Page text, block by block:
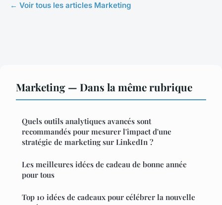
← Voir tous les articles Marketing
Marketing — Dans la même rubrique
Quels outils analytiques avancés sont
recommandés pour mesurer l'impact d'une
stratégie de marketing sur LinkedIn ?
Les meilleures idées de cadeau de bonne année
pour tous
Top 10 idées de cadeaux pour célébrer la nouvelle